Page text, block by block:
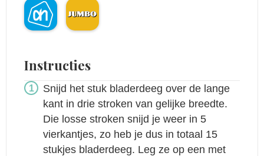
Instructies
Snijd het stuk bladerdeeg over de lange
kant in drie stroken van gelijke breedte.
Die losse stroken snijd je weer in 5
vierkantjes, zo heb je dus in totaal 15
stukjes bladerdeeg. Leg ze op een met